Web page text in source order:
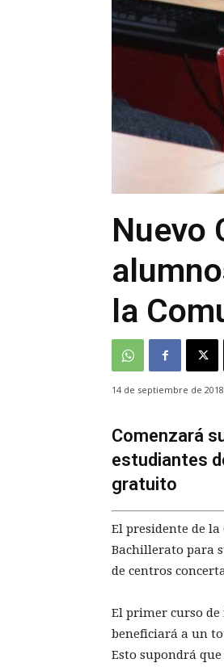
Nuevo
la
14 de septiembre de 2018
Comenzará
estudiantes
gratuito
El presidente de
Bachillerato para
de centros
El primer curso de
beneficiará a un
Esto supondrá